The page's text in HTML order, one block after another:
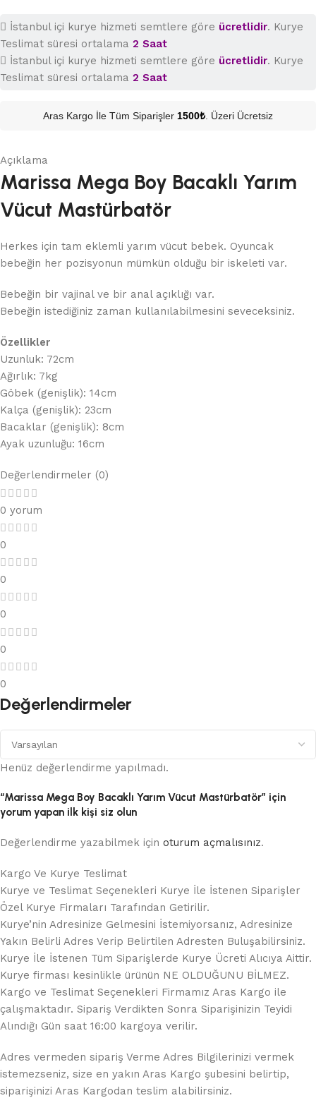
İstanbul içi kurye hizmeti semtlere göre ücretlidir. Kurye
Teslimat süresi ortalama 2 Saat
İstanbul içi kurye hizmeti semtlere göre ücretlidir. Kurye
Teslimat süresi ortalama 2 Saat
Aras Kargo İle Tüm Siparişler 1500₺. Üzeri Ücretsiz
Açıklama
Marissa Mega Boy Bacaklı Yarım
Vücut Mastürbatör
Herkes için tam eklemli yarım vücut bebek. Oyuncak
bebeğin her pozisyonun mümkün olduğu bir iskeleti var.
Bebeğin bir vajinal ve bir anal açıklığı var.
Bebeğin istediğiniz zaman kullanılabilmesini seveceksiniz.
Özellikler
Uzunluk: 72cm
Ağırlık: 7kg
Göbek (genişlik): 14cm
Kalça (genişlik): 23cm
Bacaklar (genişlik): 8cm
Ayak uzunluğu: 16cm
Değerlendirmeler (0)
0 yorum
0
0
0
0
0
Değerlendirmeler
Henüz değerlendirme yapılmadı.
“Marissa Mega Boy Bacaklı Yarım Vücut Mastürbatör” için
yorum yapan ilk kişi siz olun
Değerlendirme yazabilmek için oturum açmalısınız.
Kargo Ve Kurye Teslimat
Kurye ve Teslimat Seçenekleri Kurye İle İstenen Siparişler
Özel Kurye Firmaları Tarafından Getirilir.
Kurye’nin Adresinize Gelmesini İstemiyorsanız, Adresinize
Yakın Belirli Adres Verip Belirtilen Adresten Buluşabilirsiniz.
Kurye İle İstenen Tüm Siparişlerde Kurye Ücreti Alıcıya Aittir.
Kurye firması kesinlikle ürünün NE OLDUĞUNU BİLMEZ.
Kargo ve Teslimat Seçenekleri Firmamız Aras Kargo ile
çalışmaktadır. Sipariş Verdikten Sonra Siparişinizin Teyidi
Alındığı Gün saat 16:00 kargoya verilir.
Adres vermeden sipariş Verme Adres Bilgilerinizi vermek
istemezseniz, size en yakın Aras Kargo şubesini belirtip,
siparişinizi Aras Kargodan teslim alabilirsiniz.